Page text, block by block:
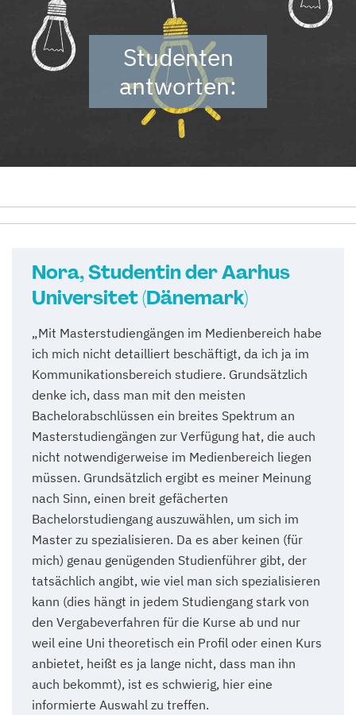
Studenten
antworten:
Nora, Studentin der Aarhus
Universitet (Dänemark)
„Mit Masterstudiengängen im Medienbereich habe
ich mich nicht detailliert beschäftigt, da ich ja im
Kommunikationsbereich studiere. Grundsätzlich
denke ich, dass man mit den meisten
Bachelorabschlüssen ein breites Spektrum an
Masterstudiengängen zur Verfügung hat, die auch
nicht notwendigerweise im Medienbereich liegen
müssen. Grundsätzlich ergibt es meiner Meinung
nach Sinn, einen breit gefächerten
Bachelorstudiengang auszuwählen, um sich im
Master zu spezialisieren. Da es aber keinen (für
mich) genau genügenden Studienführer gibt, der
tatsächlich angibt, wie viel man sich spezialisieren
kann (dies hängt in jedem Studiengang stark von
den Vergabeverfahren für die Kurse ab und nur
weil eine Uni theoretisch ein Profil oder einen Kurs
anbietet, heißt es ja lange nicht, dass man ihn
auch bekommt), ist es schwierig, hier eine
informierte Auswahl zu treffen.